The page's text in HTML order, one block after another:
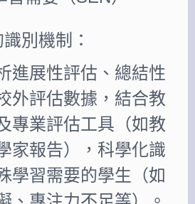
別機制：
進展性評估、總結性
外評估數據，結合教
專業評估工具（如教
家報告），科學化識
學習需要的學生（如